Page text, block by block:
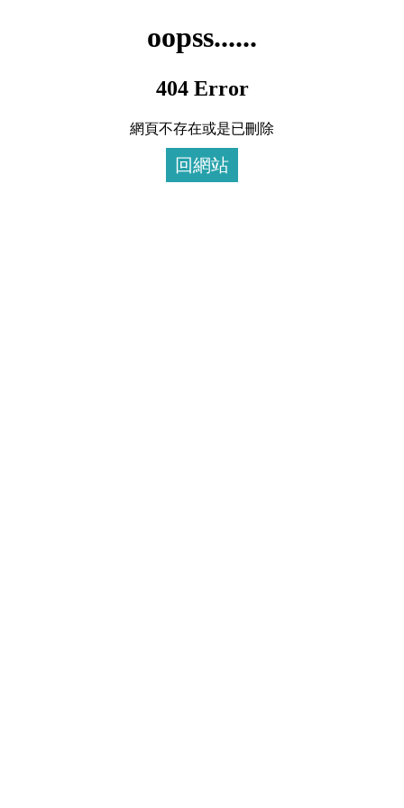
oopss......
404 Error
網頁不存在或是已刪除
回網站